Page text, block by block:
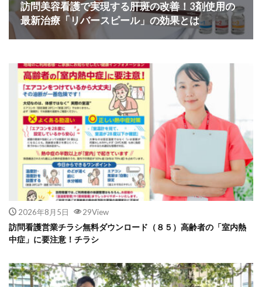
訪問美容看護で実現する肝斑の改善！3剤使用の
最新治療「リバースピール」の効果とは
2026年8月5日 29View
訪問看護営業チラシ無料ダウンロード（８５）高齢者の「室内熱
中症」に要注意！チラシ